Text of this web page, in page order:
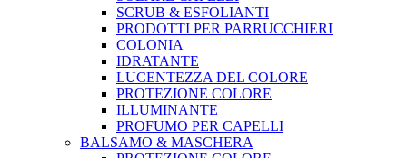
SCRUB & ESFOLIANTI
PRODOTTI PER PARRUCCHIERI
COLONIA
IDRATANTE
LUCENTEZZA DEL COLORE
PROTEZIONE COLORE
ILLUMINANTE
PROFUMO PER CAPELLI
BALSAMO & MASCHERA